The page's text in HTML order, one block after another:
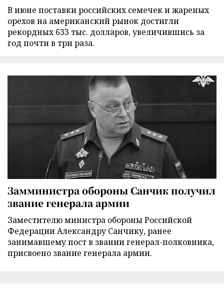
В июне поставки российских семечек и жареных
орехов на американский рынок достигли
рекордных 633 тыс. долларов, увеличившись за
год почти в три раза.
Замминистра обороны Санчик получил
звание генерала армии
Заместителю министра обороны Российской
Федерации Александру Санчику, ранее
занимавшему пост в звании генерал-полковника,
присвоено звание генерала армии.